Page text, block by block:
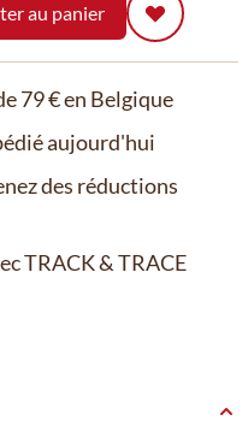
au panier
79 € en Belgique
aujourd'hui
des réductions
TRACK & TRACE